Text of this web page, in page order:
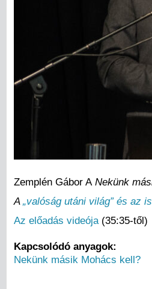
Zemplén Gábor A Nekünk
A„valóság utáni világ” és az
Az előadás videója (35:35-től)
Kapcsolódó anyagok:
Nekünk másik Mohács kell?